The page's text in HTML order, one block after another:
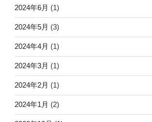
2024年6月 (1)
2024年5月 (3)
2024年4月 (1)
2024年3月 (1)
2024年2月 (1)
2024年1月 (2)